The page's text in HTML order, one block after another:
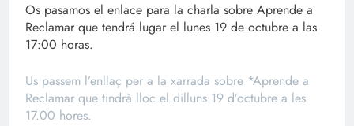
Os pasamos el enlace para la charla sobre Aprende a
Reclamar que tendrá lugar el lunes 19 de octubre a las
17:00 horas.
Us passem l’enllaç per a la xarrada sobre *Aprende a
Reclamar que tindrà lloc el dilluns 19 d’octubre a les
17.00 hores.